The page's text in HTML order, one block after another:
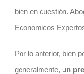
bien en cuestión.
Economicos
Por lo anterior, bien
generalmente, un pre